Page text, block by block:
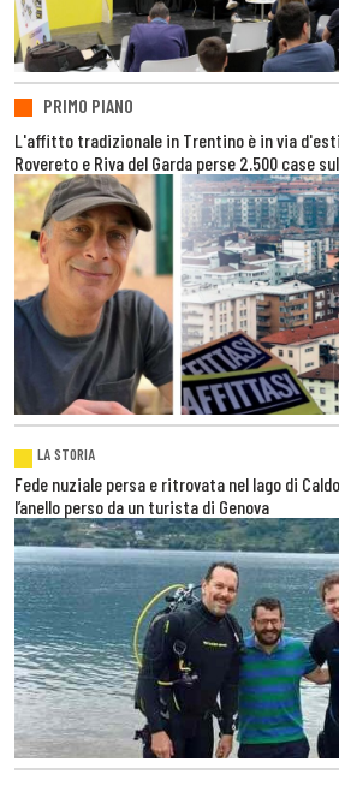
PRIMO PIANO
L'affitto tradizionale in Trentino è in via
Rovereto e Riva del Garda perse 2.500 case
LA STORIA
Fede nuziale persa e ritrovata nel lago di
l’anello perso da un turista di Genova